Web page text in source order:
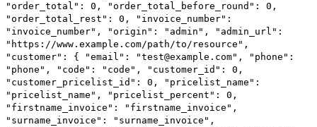
"order_total" : 0 , "order_total_before_round" : 0 ,
"order_total_rest" : 0 , "invoice_number" :
"invoice_number" , "origin" : "admin" , "admin_url" :
"https://www.example.com/path/to/resource" ,
"customer" : { "email" : "test@example.com" , "phone" :
"phone" , "code" : "code" , "customer_id" : 0 ,
"customer_pricelist_id" : 0 , "pricelist_name" :
"pricelist_name" , "pricelist_percent" : 0 ,
"firstname_invoice" : "firstname_invoice" ,
"surname_invoice" : "surname_invoice" ,